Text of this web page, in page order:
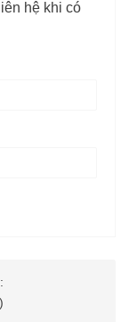
hệ khi có